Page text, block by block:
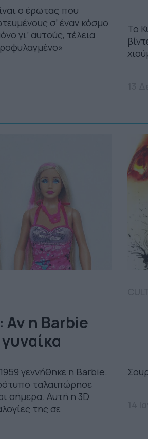
ο έρωτας που
σ’ έναν κόσμο
γι’ αυτούς, τέλεια
Το
Αν η Barbie
γεννήθηκε η Barbie.
ταλαιπώρησε
σήμερα. Αυτή η 3D
της σε